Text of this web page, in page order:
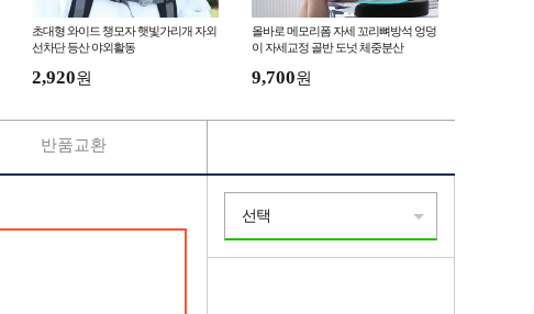
초대형 와이드 챙모자 햇빛가리개 자외
선차단 등산 야외활동
2,920원
올바로 메모리폼 자세 꼬리뼈방석 엉덩
이 자세교정 골반 도넛 체중분산
9,700원
반품교환
선택